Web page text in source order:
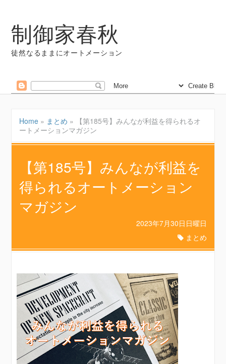
制御家春秋
徒然なるままにオートメーション
Home » まとめ »
【第185号】みんなが利益を得られるオ
ートメーションマガジン
【第185号】みんなが利益を
得られるオートメーション
マガジン
2023年7月30日日曜日
まとめ